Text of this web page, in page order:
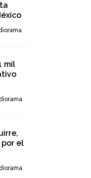
mil
el